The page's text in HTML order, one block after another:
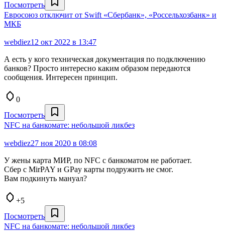
Посмотреть
Евросоюз отключит от Swift «Сбербанк», «Россельхозбанк» и
МКБ
webdiez12 окт 2022 в 13:47
А есть у кого техническая документация по подключению
банков? Просто интересно каким образом передаются
сообщения. Интересен принцип.
0
Посмотреть
NFC на банкомате: небольшой ликбез
webdiez27 ноя 2020 в 08:08
У жены карта МИР, по NFC с банкоматом не работает.
Сбер с MirPAY и GPay карты подружить не смог.
Вам подкинуть мануал?
+5
Посмотреть
NFC на банкомате: небольшой ликбез